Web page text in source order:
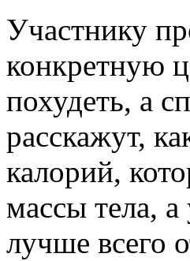
Участнику
конкретную
похудеть, а
расскажут,
калорий,
массы тела,
лучше всего